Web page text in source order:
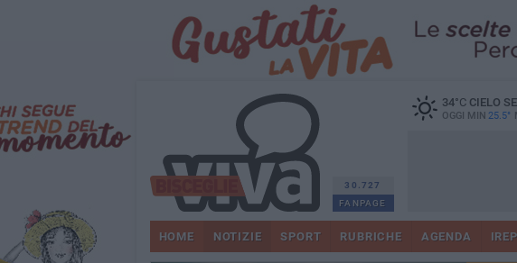
30.727
FANPAGE
34°CCIELO
OGGI MIN 25.5°
HOME NOTIZIE SPORT RUBRICHE AGENDA